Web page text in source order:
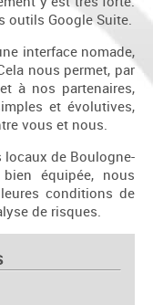
outils Google Suite.
interface nomade,
nous permet, par
à nos partenaires,
et évolutives,
vous et nous.
de Boulogne-
équipée, nous
conditions de
de risques.